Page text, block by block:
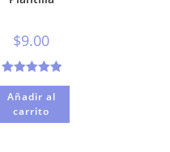
$9.00
Valorado con
5.00de 5
Añadir al
carrito